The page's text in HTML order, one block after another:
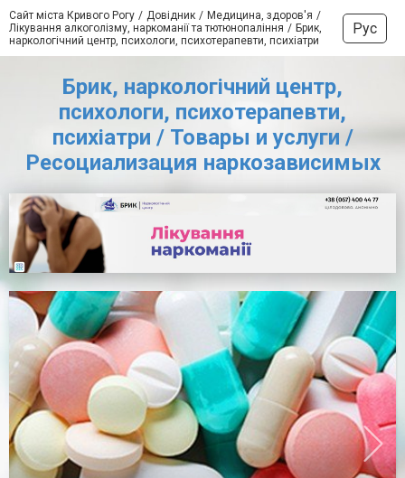
Сайт міста Кривого Рогу Довідник
Медицина, здоров'я
Лікування алкоголізму, наркоманії та тютюнопаління
Брик,
наркологічний центр, психологи, психотерапевти, психіатри
Рус
Брик, наркологічний центр,
психологи, психотерапевти,
психіатри / Товары и услуги /
Ресоциализация наркозависимых